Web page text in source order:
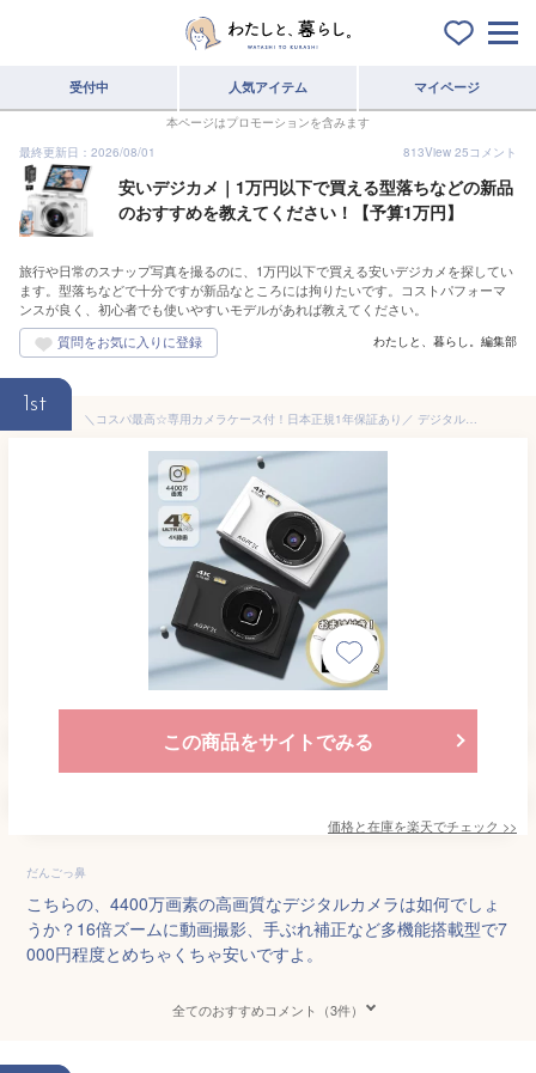
受付中 人気アイテム マイページ
本ページはプロモーションを含みます
最終更新日：2026/08/01
813View 25コメント
安いデジカメ｜1万円以下で買える型落ちなどの新品
のおすすめを教えてください！【予算1万円】
旅行や日常のスナップ写真を撮るのに、1万円以下で買える安いデジカメを探してい
ます。型落ちなどで十分ですが新品なところには拘りたいです。コストパフォーマ
ンスが良く、初心者でも使いやすいモデルがあれば教えてください。
わたしと、暮らし。編集部
1st
＼コスパ最高☆専用カメラケース付！日本正規1年保証あり／ デジタルカメラ 4K 動画撮影 カメラ 4400万画素 本格的 初心者 16倍ズーム 手振れ補正 フラッシュ デジカメ 中学生 高校生 卒業 修学旅行 誕生日 プレゼント クリスマスプレゼント コンパクト デジタルカメラ 黒 白
この商品をサイトでみる
価格と在庫を楽天でチェック >>
だんごっ鼻
こちらの、4400万画素の高画質なデジタルカメラは如何でしょ
うか？16倍ズームに動画撮影、手ぶれ補正など多機能搭載型で7
000円程度とめちゃくちゃ安いですよ。
全てのおすすめコメント（3件）